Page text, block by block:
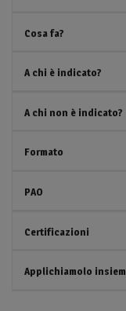
Cosa fa?
A chi è indicato?
A chi non è indicato?
Formato
PAO
Certificazioni
Applichiamolo